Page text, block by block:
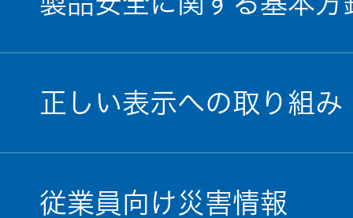
正しい表示への取り組み
従業員向け災害情報